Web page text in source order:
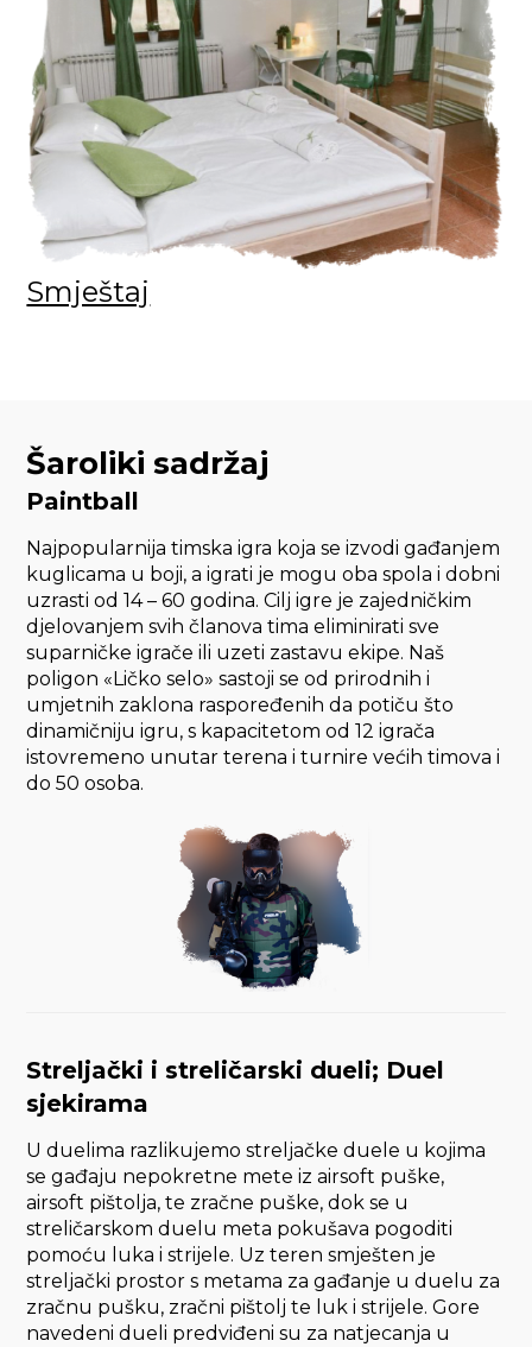
Smještaj
Šaroliki sadržaj
Paintball
Najpopularnija timska igra koja se izvodi gađanjem
kuglicama u boji, a igrati je mogu oba spola i dobni
uzrasti od 14 – 60 godina. Cilj igre je zajedničkim
djelovanjem svih članova tima eliminirati sve
suparničke igrače ili uzeti zastavu ekipe. Naš
poligon «Ličko selo» sastoji se od prirodnih i
umjetnih zaklona raspoređenih da potiču što
dinamičniju igru, s kapacitetom od 12 igrača
istovremeno unutar terena i turnire većih timova i
do 50 osoba.
Streljački i streličarski dueli; Duel
sjekirama
U duelima razlikujemo streljačke duele u kojima
se gađaju nepokretne mete iz airsoft puške,
airsoft pištolja, te zračne puške, dok se u
streličarskom duelu meta pokušava pogoditi
pomoću luka i strijele. Uz teren smješten je
streljački prostor s metama za gađanje u duelu za
zračnu pušku, zračni pištolj te luk i strijele. Gore
navedeni dueli predviđeni su za natjecanja u